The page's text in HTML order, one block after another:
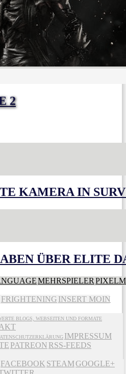
2
KAMERA IN
ÜBER ELITE
MEHRSPIELER
FRIGHTENING INSERT MOIN
BLOGS, WEBSEITEN UND FORMATE
IMPRESSUM
PATREON RSS-FEEDS
FACEBOOK STEAMGOOGLE+